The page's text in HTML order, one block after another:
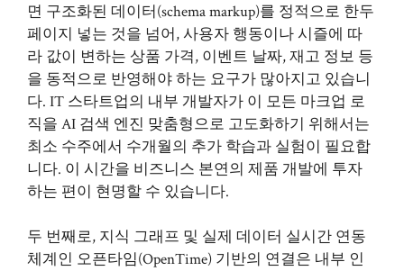
면 구조화된 데이터(schema markup)를 정적으로 한두
페이지 넣는 것을 넘어, 사용자 행동이나 시즐에 따
라 값이 변하는 상품 가격, 이벤트 날짜, 재고 정보 등
을 동적으로 반영해야 하는 요구가 많아지고 있습니
다. IT 스타트업의 내부 개발자가 이 모든 마크업 로
직을 AI 검색 엔진 맞춤형으로 고도화하기 위해서는
최소 수주에서 수개월의 추가 학습과 실험이 필요합
니다. 이 시간을 비즈니스 본연의 제품 개발에 투자
하는 편이 현명할 수 있습니다.
두 번째로, 지식 그래프 및 실제 데이터 실시간 연동
체계인 오픈타임(OpenTime) 기반의 연결은 내부 인